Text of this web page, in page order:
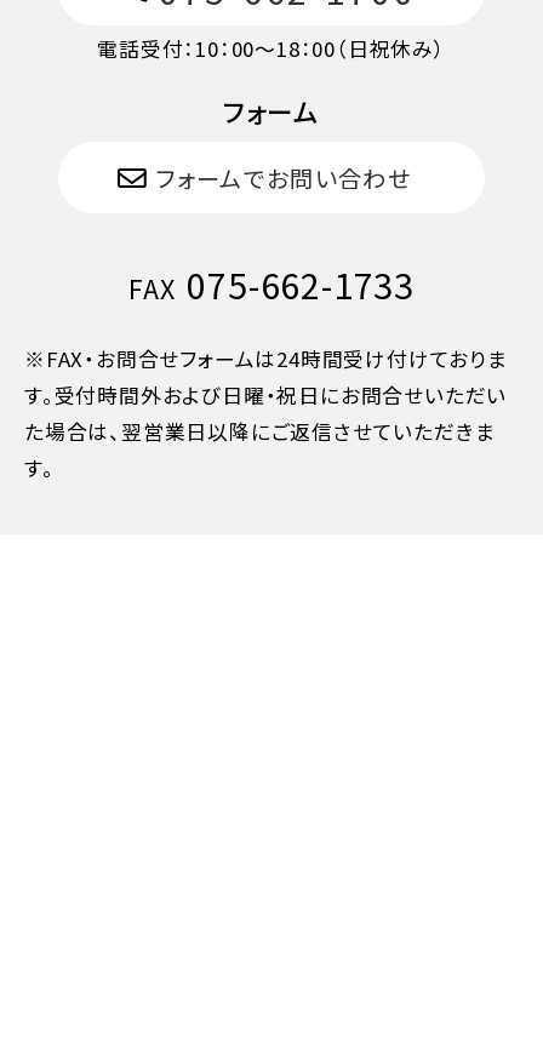
電話受付：10：00～18：00（日祝休み）
フォーム
フォームでお問い合わせ
FAX 075-662-1733
※FAX・お問合せフォームは24時間受け付けておりま
す。受付時間外および日曜・祝日にお問合せいただい
た場合は、翌営業日以降にご返信させていただきま
す。